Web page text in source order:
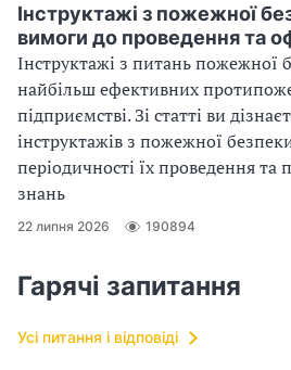
Інструктажі з пожежної
вимоги до проведення та
Інструктажі з питань пожежної
найбільш ефективних
підприємстві. Зі статті ви
інструктажів з пожежної
періодичності їх проведення та
знань
22 липня 2026 190894
Гарячі запитання
Усі питання і відповіді